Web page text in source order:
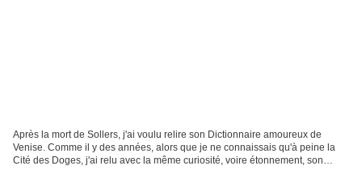
Après la mort de Sollers, j'ai voulu relire son Dictionnaire amoureux de
Venise. Comme il y des années, alors que je ne connaissais qu'à peine la
Cité des Doges, j'ai relu avec la même curiosité, voire étonnement, son